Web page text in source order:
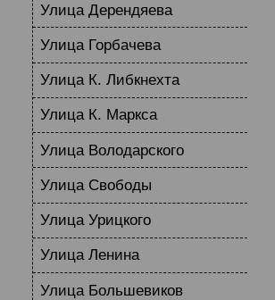
Улица Дерендяева
Улица Горбачева
Улица К. Либкнехта
Улица К. Маркса
Улица Володарского
Улица Свободы
Улица Урицкого
Улица Ленина
Улица Большевиков